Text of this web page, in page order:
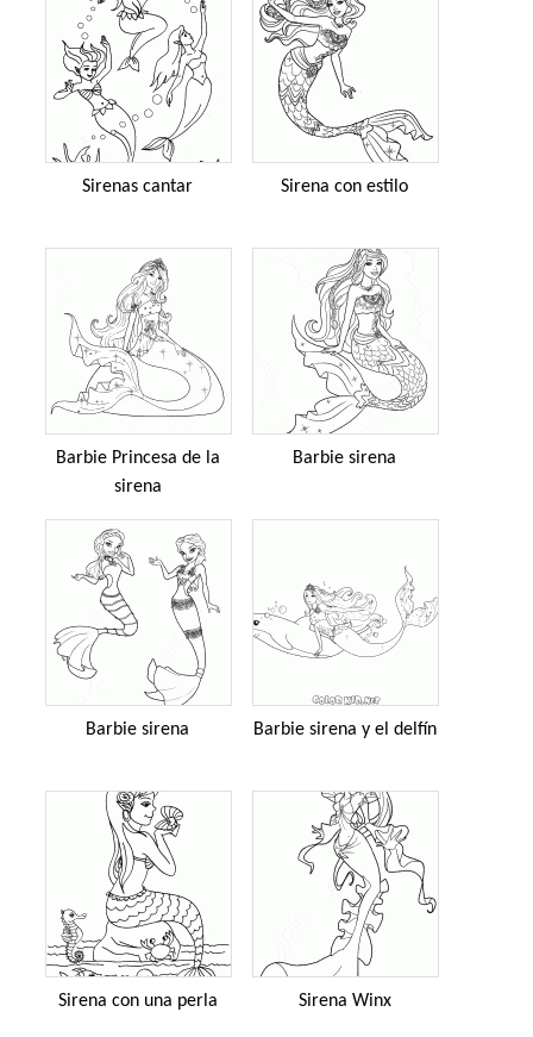
Sirenas cantar Sirena con estilo
Barbie Princesa de la
sirena
Barbie sirena
Barbie sirena Barbie sirena y el delfín
Sirena con una perla Sirena Winx